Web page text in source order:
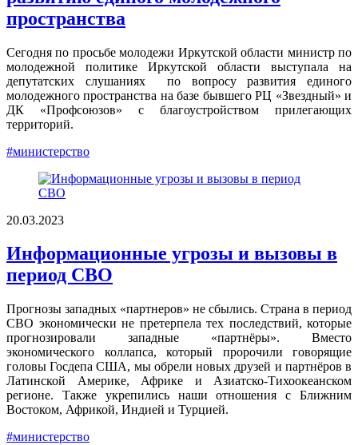
пространства
Сегодня по просьбе молодежи Иркутской области министр по
молодежной политике Иркутской области выступала на
депутатских слушаниях по вопросу развития единого
молодежного пространства на базе бывшего РЦ «Звездный» и
ДК «Профсоюзов» с благоустройством прилегающих
территорий.
#министерство
20.03.2023
Информационные угрозы и вызовы в
период СВО
Прогнозы западных «партнеров» не сбылись. Страна в период
СВО экономически не претерпела тех последствий, которые
прогнозировали западные «партнёры». Вместо
экономического коллапса, который пророчили говорящие
головы Госдепа США, мы обрели новых друзей и партнёров в
Латинской Америке, Африке и Азиатско-Тихоокеанском
регионе. Также укрепились наши отношения с Ближним
Востоком, Африкой, Индией и Турцией.
#министерство